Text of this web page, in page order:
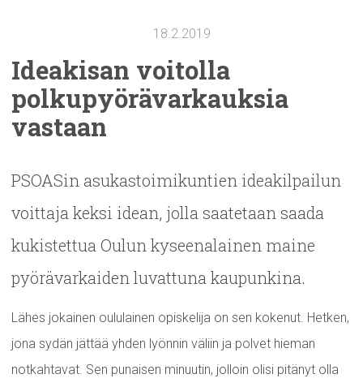
18.2.2019
Ideakisan voitolla
polkupyörävarkauksia
vastaan
PSOASin asukastoimikuntien ideakilpailun
voittaja keksi idean, jolla saatetaan saada
kukistettua Oulun kyseenalainen maine
pyörävarkaiden luvattuna kaupunkina.
Lähes jokainen oululainen opiskelija on sen kokenut. Hetken,
jona sydän jättää yhden lyönnin väliin ja polvet hieman
notkahtavat. Sen punaisen minuutin, jolloin olisi pitänyt olla